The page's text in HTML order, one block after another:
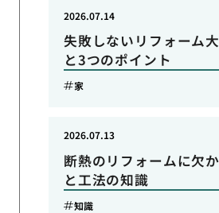
失敗しないリフォーム
と3つのポイント
2026.07.14
家
断熱のリフォームに欠
と工法の知識
2026.07.13
知識